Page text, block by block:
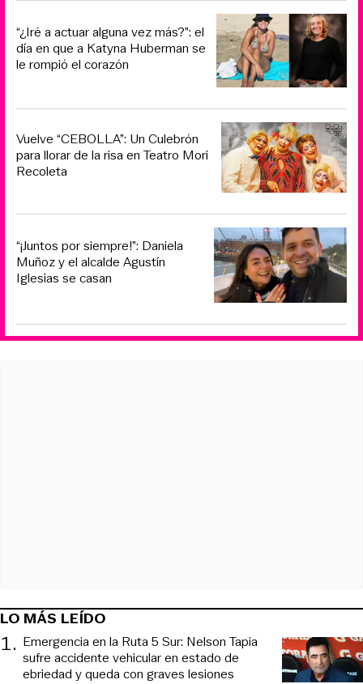
“¿Iré a actuar alguna vez más?”: el
día en que a Katyna Huberman se
le rompió el corazón
Vuelve “CEBOLLA”: Un Culebrón
para llorar de la risa en Teatro Mori
Recoleta
“¡Juntos por siempre!”: Daniela
Muñoz y el alcalde Agustín
Iglesias se casan
LO MÁS LEÍDO
1. Emergencia en la Ruta 5 Sur: Nelson Tapia
sufre accidente vehicular en estado de
ebriedad y queda con graves lesiones